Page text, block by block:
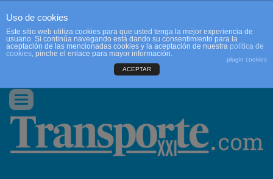
CONTACTO
Conmutar
navegación
Uso de cookies
Este sitio web utiliza cookies para que usted tenga la mejor experiencia de
usuario. Si continúa navegando está dando su consentimiento para la
aceptación de las mencionadas cookies y la aceptación de nuestra política de
cookies, pinche el enlace para mayor información.
plugin cookies
ACEPTAR